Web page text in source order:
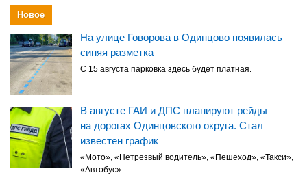
Новое
На улице Говорова в Одинцово появилась
синяя разметка
С 15 августа парковка здесь будет платная.
В августе ГАИ и ДПС планируют рейды
на дорогах Одинцовского округа. Стал
известен график
«Мото», «Нетрезвый водитель», «Пешеход», «Такси»,
«Автобус».